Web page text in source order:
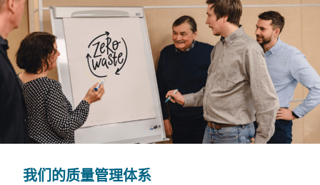
我们的质量管理体系